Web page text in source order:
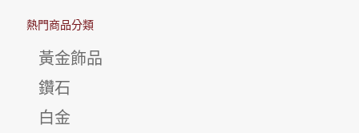
熱門商品分類
黃金飾品
鑽石
白金